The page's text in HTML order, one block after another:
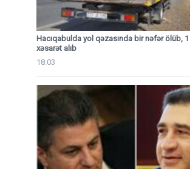
Hacıqabulda yol qəzasında bir nəfər ölüb,
xəsarət alıb
18:03